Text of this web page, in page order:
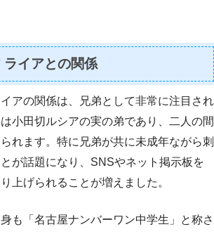
イアとの関係
アの関係は、兄弟として非常に注目され
小田切ルシアの実の弟であり、二人の間
れます。特に兄弟が共に未成年ながら刺
が話題になり、SNSやネット掲示板を
上げられることが増えました。
も「名古屋ナンバーワン中学生」と称さ